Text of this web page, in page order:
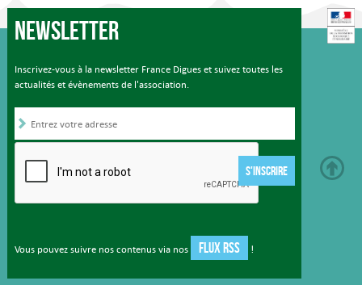
Newsletter
Inscrivez-vous à la newsletter France Digues et suivez toutes les
actualités et évènements de l'association.
S'INSCRIRE
Vous pouvez suivre nos contenus via nos FLUX RSS !